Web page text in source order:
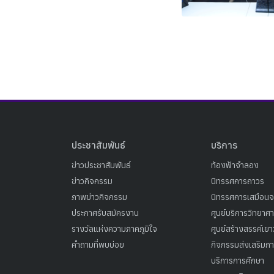
ประชาสัมพันธ์
ข่าวประชาสัมพันธ์
ข่าวกิจกรรม
ภาพข่าวกิจกรรม
ประกาศรับสมัครงาน
รางวัลแห่งความภาคภูมิใจ
คำถามที่พบบ่อย
บริการ
ท้องฟ้าจำลอง
นิทรรศการถาวร
นิทรรศการเสมือน
ศูนย์บริการวิทยาศ
ศูนย์สร้างสรรค์เย
กิจกรรมส่งเสริมก
บริการการศึกษา